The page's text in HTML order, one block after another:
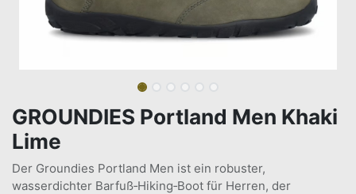
GROUNDIES Portland Men Khaki
Lime
Der Groundies Portland Men ist ein robuster,
wasserdichter Barfuß‑Hiking‑Boot für Herren, der